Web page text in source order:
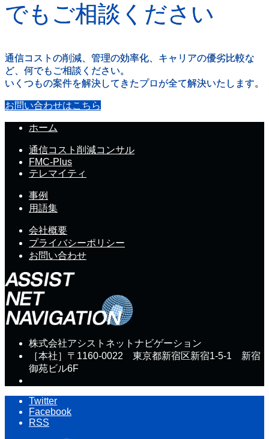
でもご相談ください
通信コストの削減、管理の効率化、キャリアの優劣比較な
ど、何でもご相談ください。
いくつもの案件を解決してきたプロが全て解決いたします。
お問い合わせはこちら
ホーム
通信コスト削減コンサル
FMC-Plus
テレマイティ
事例
用語集
会社概要
プライバシーポリシー
お問い合わせ
株式会社アシストネットナビゲーション
［本社］〒1160-0022 東京都新宿区新宿1-5-1 新宿
御苑ビル6F
Twitter
Facebook
RSS